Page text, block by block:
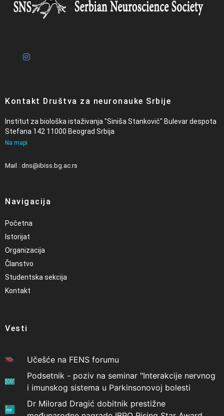
Kontakt Društva za neuronauke Srbije
Institut za biološka istaživanja "Siniša Stanković" Bulevar despota
Stefana 142 11000 Beograd Srbija
Na mapi
Mail : dns@ibiss.bg.ac.rs
Navigacija
Početna
Istorijat
Organizacija
Članstvo
Studentska sekcija
Kontakt
Vesti
Učešće na FENS forumu
Podsetnik - poziv na seminar "Interakcije nervnog
i imunskog sistema u Parkinsonovoj bolesti
Dr Milorad Dragić dobitnik prestižne